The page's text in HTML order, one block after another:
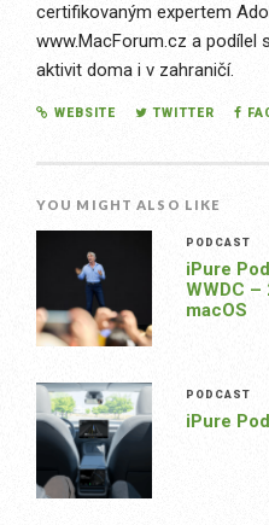
certifikovaným expertem
www.MacForum.cz a podílel
aktivit doma i v zahraničí.
WEBSITE TWITTER
YOU MIGHT ALSO LIKE
PODCAST
iPure
WWDC –
macOS
PODCAST
iPure